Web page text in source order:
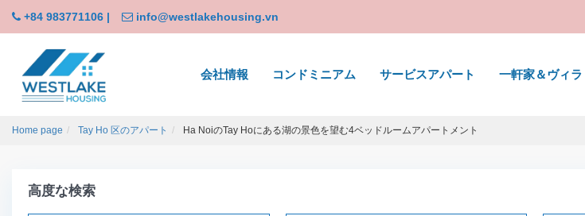
+84 983771106 | info@westlakehousing.vn
会社情報 コンドミニアム サービスアパート 一軒家＆ヴィラ
Home page Tay Ho 区のアパート Ha NoiのTay Hoにある湖の景色を望む4ベッドルームアパートメント
高度な検索